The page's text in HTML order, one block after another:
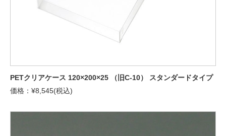
PETクリアケース 120×200×25 （旧C-10） スタンダードタイプ
価格：¥8,545(税込)